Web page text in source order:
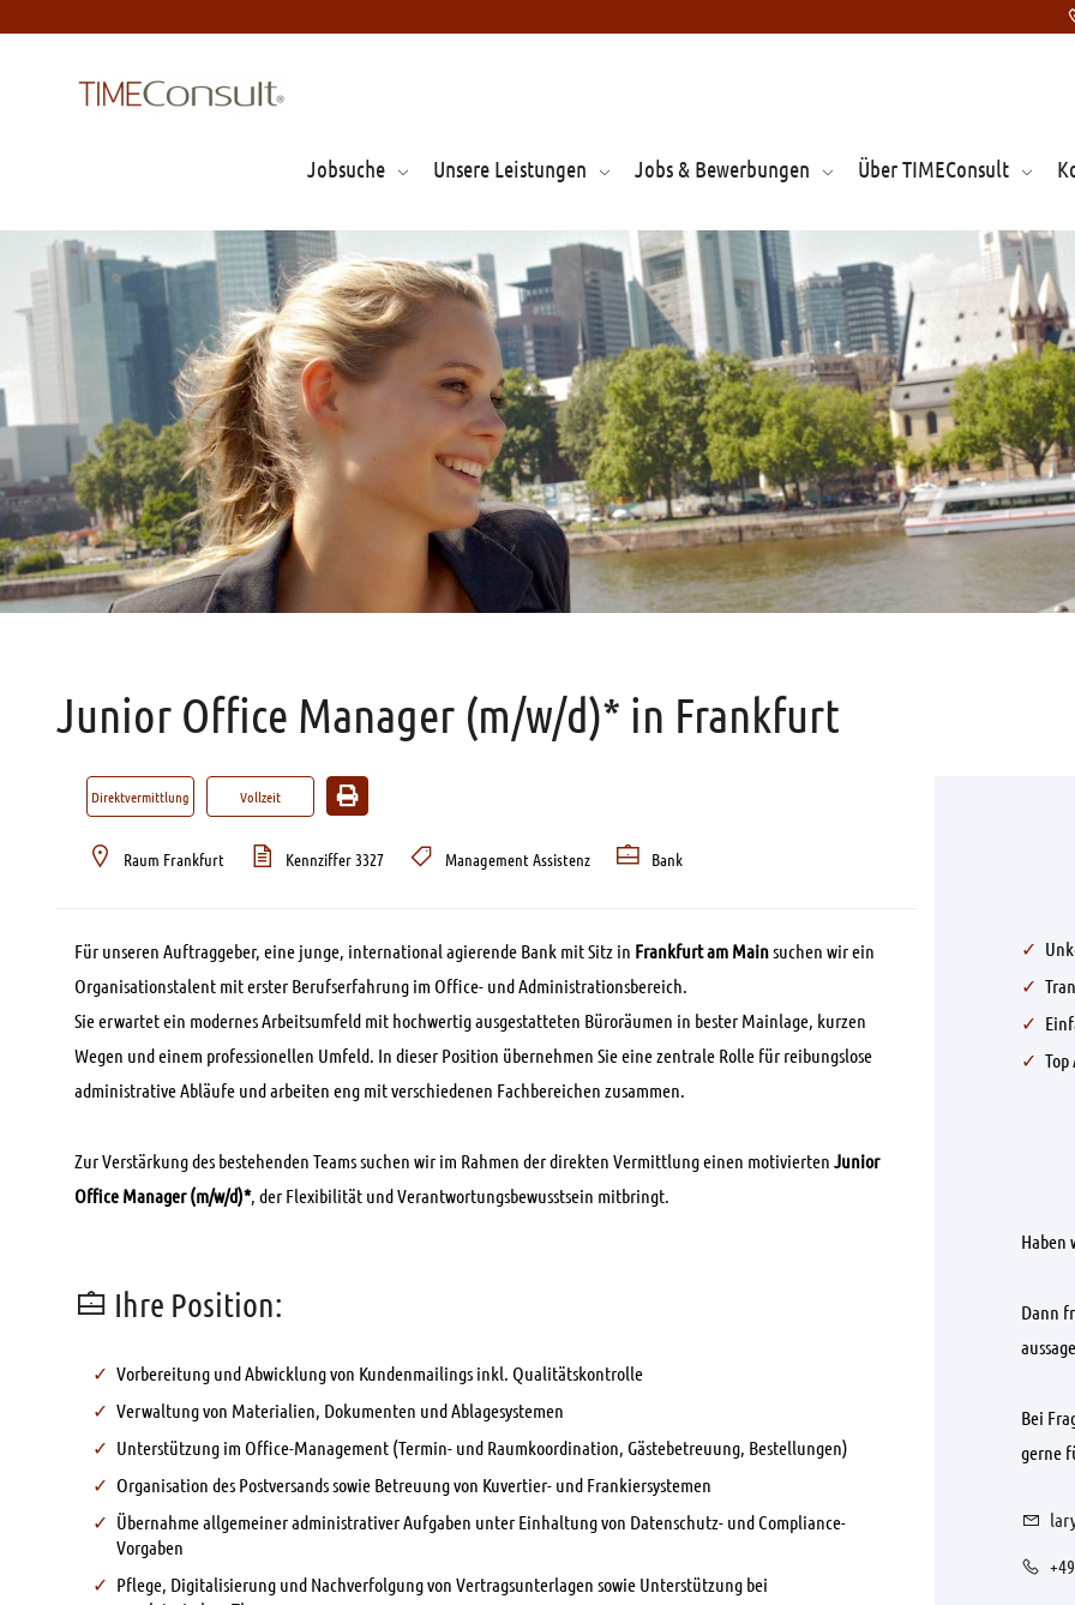
Jobsuche Unsere Leistungen Jobs & Bewerbungen Über TIMEConsult
Junior Office Manager (m/w/d)* in Frankfurt
Direktvermittlung Vollzeit
Raum Frankfurt Kennziffer 3327 Management Assistenz Bank
Für unseren Auftraggeber, eine junge, international agierende Bank mit Sitz in Frankfurt am Mainsuchen wir ein
Organisationstalent mit erster Berufserfahrung im Office- und Administrationsbereich.
Sie erwartet ein modernes Arbeitsumfeld mit hochwertig ausgestatteten Büroräumen in bester Mainlage, kurzen
Wegen und einem professionellen Umfeld. In dieser Position übernehmen Sie eine zentrale Rolle für reibungslose
administrative Abläufe und arbeiten eng mit verschiedenen Fachbereichen zusammen.
Zur Verstärkung des bestehenden Teams suchen wir im Rahmen der direkten Vermittlung einen motivierten Junior
Office Manager (m/w/d)*, der Flexibilität und Verantwortungsbewusstsein mitbringt.
Ihre Position:
Vorbereitung und Abwicklung von Kundenmailings inkl. Qualitätskontrolle
Verwaltung von Materialien, Dokumenten und Ablagesystemen
Unterstützung im Office-Management (Termin- und Raumkoordination, Gästebetreuung, Bestellungen)
Organisation des Postversands sowie Betreuung von Kuvertier- und Frankiersystemen
Übernahme allgemeiner administrativer Aufgaben unter Einhaltung von Datenschutz- und Compliance-
Vorgaben
Pflege, Digitalisierung und Nachverfolgung von Vertragsunterlagen sowie Unterstützung bei
Haben
Dann
Bei
gerne